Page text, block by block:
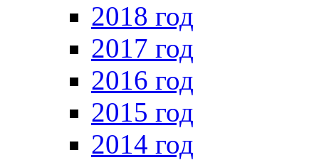
2018 год
2017 год
2016 год
2015 год
2014 год